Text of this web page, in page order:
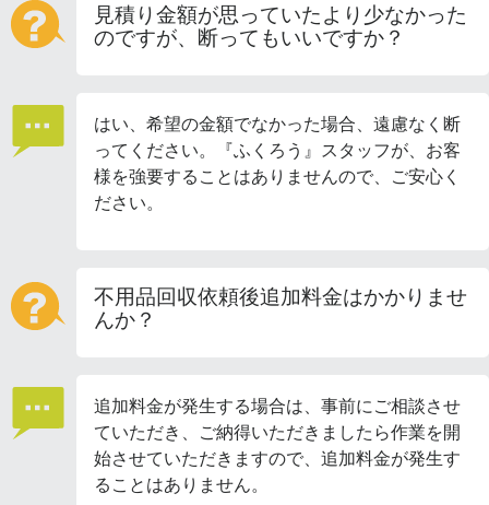
見積り金額が思っていたより少なかった
のですが、断ってもいいですか？
はい、希望の金額でなかった場合、遠慮なく断
ってください。『ふくろう』スタッフが、お客
様を強要することはありませんので、ご安心く
ださい。
不用品回収依頼後追加料金はかかりませ
んか？
追加料金が発生する場合は、事前にご相談させ
ていただき、ご納得いただきましたら作業を開
始させていただきますので、追加料金が発生す
ることはありません。